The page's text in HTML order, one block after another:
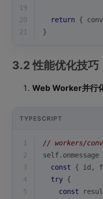
19
20
return {
21
}
3.2 性能优化技巧
Web Worker并行
TYPESCRIPT
1
// workers/
2
self.onmessage
3
const { id,
4
try {
5
const